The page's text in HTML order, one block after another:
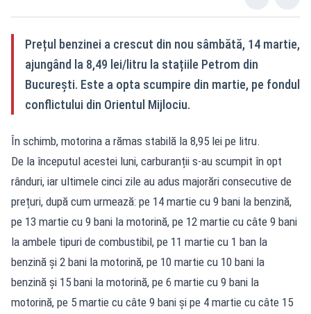
Prețul benzinei a crescut din nou sâmbătă, 14 martie,
ajungând la 8,49 lei/litru la stațiile Petrom din
București. Este a opta scumpire din martie, pe fondul
conflictului din Orientul Mijlociu.
În schimb, motorina a rămas stabilă la 8,95 lei pe litru.
De la începutul acestei luni, carburanții s-au scumpit în opt
rânduri, iar ultimele cinci zile au adus majorări consecutive de
prețuri, după cum urmează: pe 14 martie cu 9 bani la benzină,
pe 13 martie cu 9 bani la motorină, pe 12 martie cu câte 9 bani
la ambele tipuri de combustibil, pe 11 martie cu 1 ban la
benzină și 2 bani la motorină, pe 10 martie cu 10 bani la
benzină și 15 bani la motorină, pe 6 martie cu 9 bani la
motorină, pe 5 martie cu câte 9 bani și pe 4 martie cu câte 15